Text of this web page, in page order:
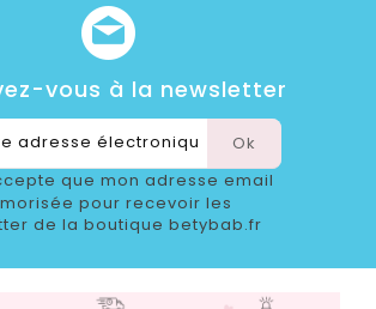
vous à la newsletter
que mon adresse email
pour recevoir les
de la boutique betybab.fr